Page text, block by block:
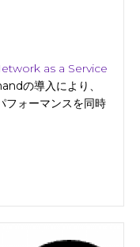
as a Service
の導入により、
フォーマンスを同時